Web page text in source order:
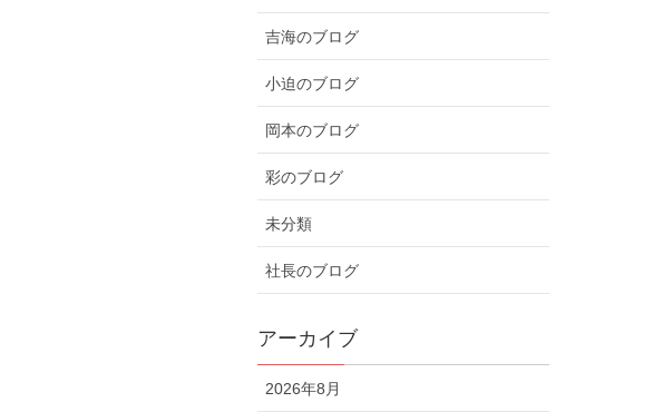
吉海のブログ
小迫のブログ
岡本のブログ
彩のブログ
未分類
社長のブログ
アーカイブ
2026年8月